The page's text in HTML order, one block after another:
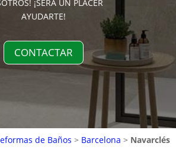
¡SERÁ UN PLACER
AYUDARTE!
CONTACTAR
de Baños > Barcelona > Navarclés